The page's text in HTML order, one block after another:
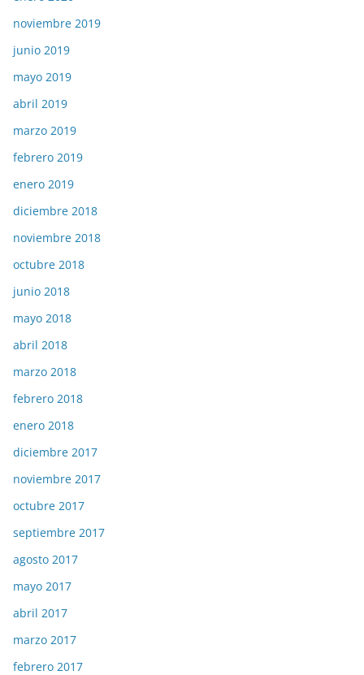
noviembre 2019
junio 2019
mayo 2019
abril 2019
marzo 2019
febrero 2019
enero 2019
diciembre 2018
noviembre 2018
octubre 2018
junio 2018
mayo 2018
abril 2018
marzo 2018
febrero 2018
enero 2018
diciembre 2017
noviembre 2017
octubre 2017
septiembre 2017
agosto 2017
mayo 2017
abril 2017
marzo 2017
febrero 2017